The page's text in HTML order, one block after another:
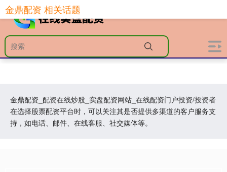
金鼎配资_配资在线炒股_实盘配资网站_在线配资门户投资/投资者
在选择股票配资平台时，可以关注其是否提供多渠道的客户服务支
持，如电话、邮件、在线客服、社交媒体等。
金鼎配资 相关话题